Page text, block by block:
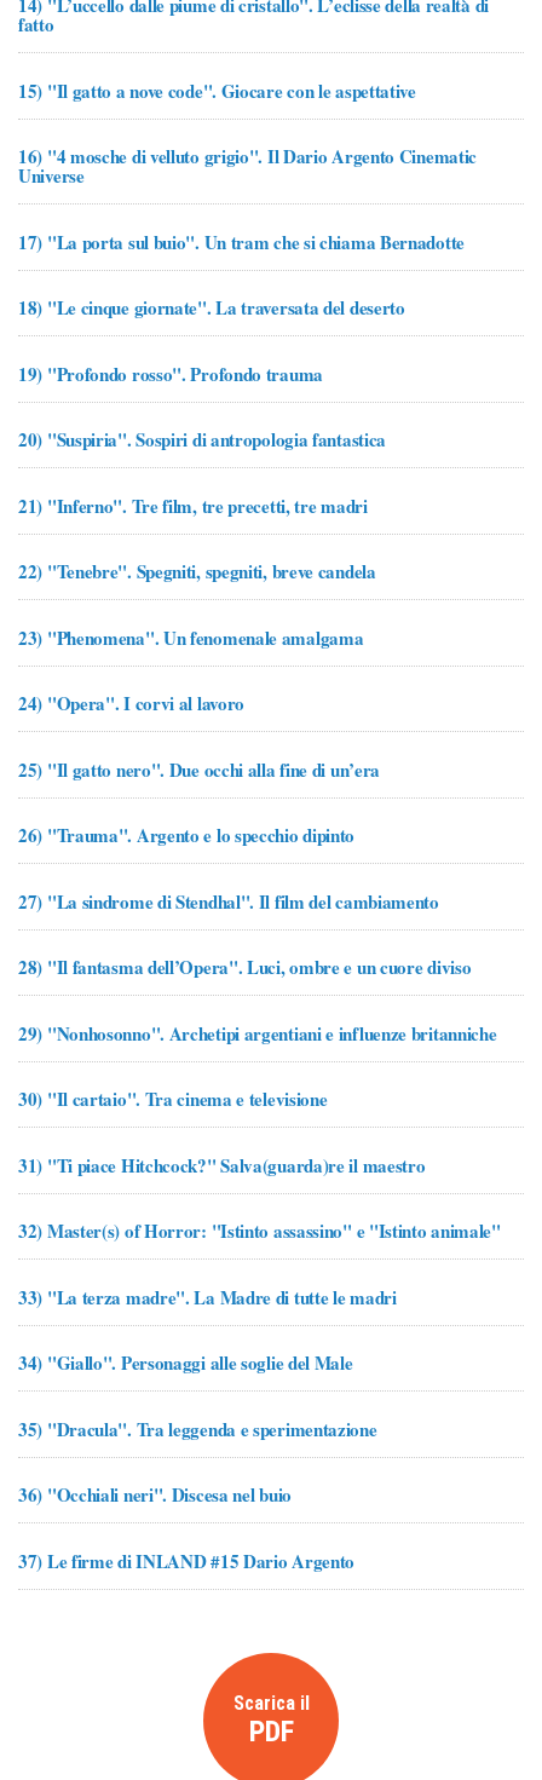
fatto
15) "Il gatto a nove code". Giocare con le aspettative
16) "4 mosche di velluto grigio". Il Dario Argento Cinematic
Universe
17) "La porta sul buio". Un tram che si chiama Bernadotte
18) "Le cinque giornate". La traversata del deserto
19) "Profondo rosso". Profondo trauma
20) "Suspiria". Sospiri di antropologia fantastica
21) "Inferno". Tre film, tre precetti, tre madri
22) "Tenebre". Spegniti, spegniti, breve candela
23) "Phenomena". Un fenomenale amalgama
24) "Opera". I corvi al lavoro
25) "Il gatto nero". Due occhi alla fine di un’era
26) "Trauma". Argento e lo specchio dipinto
27) "La sindrome di Stendhal". Il film del cambiamento
28) "Il fantasma dell’Opera". Luci, ombre e un cuore diviso
29) "Nonhosonno". Archetipi argentiani e influenze britanniche
30) "Il cartaio". Tra cinema e televisione
31) "Ti piace Hitchcock?" Salva(guarda)re il maestro
32)Master(s) of Horror: "Istinto assassino" e "Istinto animale"
33) "La terza madre". La Madre di tutte le madri
34) "Giallo". Personaggi alle soglie del Male
35) "Dracula". Tra leggenda e sperimentazione
36) "Occhiali neri". Discesa nel buio
37)Le firme di INLAND #15 Dario Argento
Scarica il
PDF